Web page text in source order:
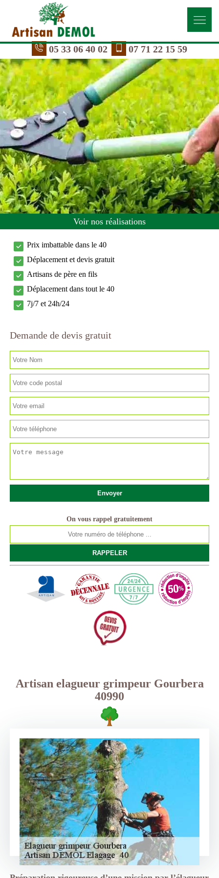
05 33 06 40 02 07 71 22 15 59
Voir nos réalisations
Prix imbattable dans le 40
Déplacement et devis gratuit
Artisans de père en fils
Déplacement dans tout le 40
7j/7 et 24h/24
Demande de devis gratuit
On vous rappel gratuitement
Artisan elagueur grimpeur Gourbera
40990